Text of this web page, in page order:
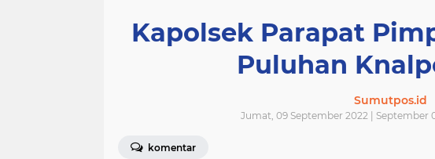
Kapolsek Parapat
Puluhan
Sumutpos.id
Jumat, 09 September 2022 | September
komentar